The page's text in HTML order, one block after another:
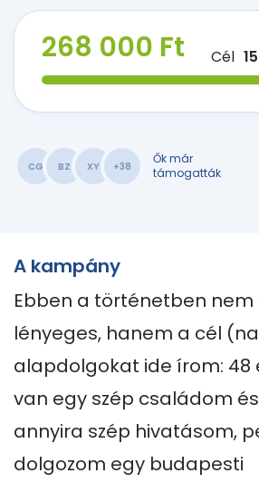
268 000 Ft Cél
CG BZ XY +38
Ők már
támogatták
A kampány
Ebben a történetben nem
lényeges, hanem a cél
alapdolgokat ide írom: 48
van egy szép családom
annyira szép hivatásom,
dolgozom egy budapesti